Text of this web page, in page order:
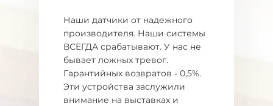
Наши датчики от надежного
производителя. Наши системы
ВСЕГДА срабатывают. У нас не
бывает ложных тревог.
Гарантийных возвратов - 0,5%.
Эти устройства заслужили
внимание на выставках и